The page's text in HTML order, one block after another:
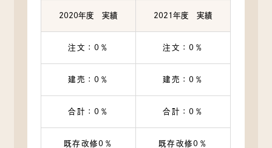
2020年度 実績 2021年度 実績
注文：0％ 注文：0％
建売：0％ 建売：0％
合計：0％ 合計：0％
既存改修0％ 既存改修0％